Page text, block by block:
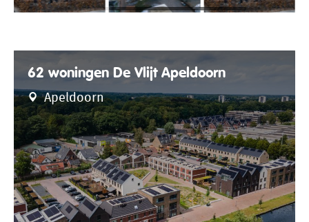
62 woningen De Vlijt Apeldoorn
Apeldoorn